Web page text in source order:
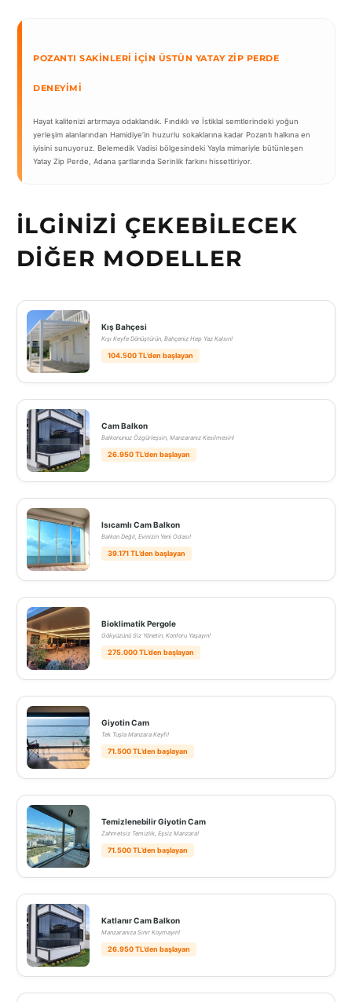
POZANTI SAKINLERI İÇIN ÜSTÜN YATAY ZIP PERDE
DENEYIMI
Hayat kalitenizi artırmaya odaklandık. Fındıklı ve İstiklal semtlerindeki yoğun
yerleşim alanlarından Hamidiye’in huzurlu sokaklarına kadar Pozantı halkına en
iyisini sunuyoruz. Belemedik Vadisi bölgesindeki Yayla mimariyle bütünleşen
Yatay Zip Perde, Adana şartlarında Serinlik farkını hissettiriyor.
İLGINIZI ÇEKEBILECEK
DIĞER MODELLER
Kış Bahçesi
Kışı Keyfe Dönüştürün, Bahçeniz Hep Yaz Kalsın!
104.500 TL’den başlayan
Cam Balkon
Balkonunuz Özgürleşsin, Manzaranız Kesilmesin!
26.950 TL’den başlayan
Isıcamlı Cam Balkon
Balkon Değil, Evinizin Yeni Odası!
39.171 TL’den başlayan
Bioklimatik Pergole
Gökyüzünü Siz Yönetin, Konforu Yaşayın!
275.000 TL’den başlayan
Giyotin Cam
Tek Tuşla Manzara Keyfi!
71.500 TL’den başlayan
Temizlenebilir Giyotin Cam
Zahmetsiz Temizlik, Eşsiz Manzara!
71.500 TL’den başlayan
Katlanır Cam Balkon
Manzaranıza Sınır Koymayın!
26.950 TL’den başlayan